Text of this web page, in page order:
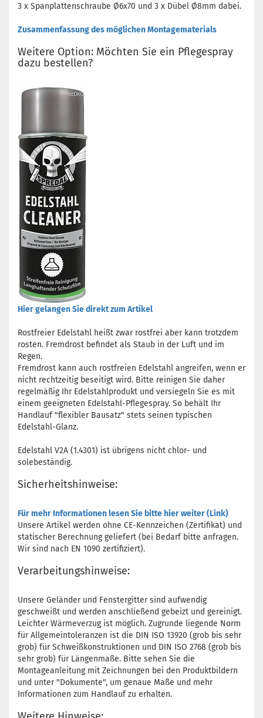
3 x Spanplattenschraube Ø6x70 und 3 x Dübel Ø8mm dabei.
Zusammenfassung des möglichen Montagematerials
Weitere Option: Möchten Sie ein Pflegespray
dazu bestellen?
Hier gelangen Sie direkt zum Artikel
Rostfreier Edelstahl heißt zwar rostfrei aber kann trotzdem
rosten. Fremdrost befindet als Staub in der Luft und im
Regen.
Fremdrost kann auch rostfreien Edelstahl angreifen, wenn er
nicht rechtzeitig beseitigt wird. Bitte reinigen Sie daher
regelmäßig Ihr Edelstahlprodukt und versiegeln Sie es mit
einem geeigneten Edelstahl-Pflegespray. So behält Ihr
Handlauf "flexibler Bausatz" stets seinen typischen
Edelstahl-Glanz.
Edelstahl V2A (1.4301) ist übrigens nicht chlor- und
solebeständig.
Sicherheitshinweise:
Für mehr Informationen lesen Sie bitte hier weiter (Link)
Unsere Artikel werden ohne CE-Kennzeichen (Zertifikat) und
statischer Berechnung geliefert (bei Bedarf bitte anfragen.
Wir sind nach EN 1090 zertifiziert).
Verarbeitungshinweise:
Unsere Geländer und Fenstergitter sind aufwendig
geschweißt und werden anschließend gebeizt und gereinigt.
Leichter Wärmeverzug ist möglich. Zugrunde liegende Norm
für Allgemeintoleranzen ist die DIN ISO 13920 (grob bis sehr
grob) für Schweißkonstruktionen und DIN ISO 2768 (grob bis
sehr grob) für Längenmaße.​ Bitte sehen Sie die
Montageanleitung mit Zeichnungen bei den Produktbildern
und unter "Dokumente", um genaue Maße und mehr
Informationen zum Handlauf zu erhalten.